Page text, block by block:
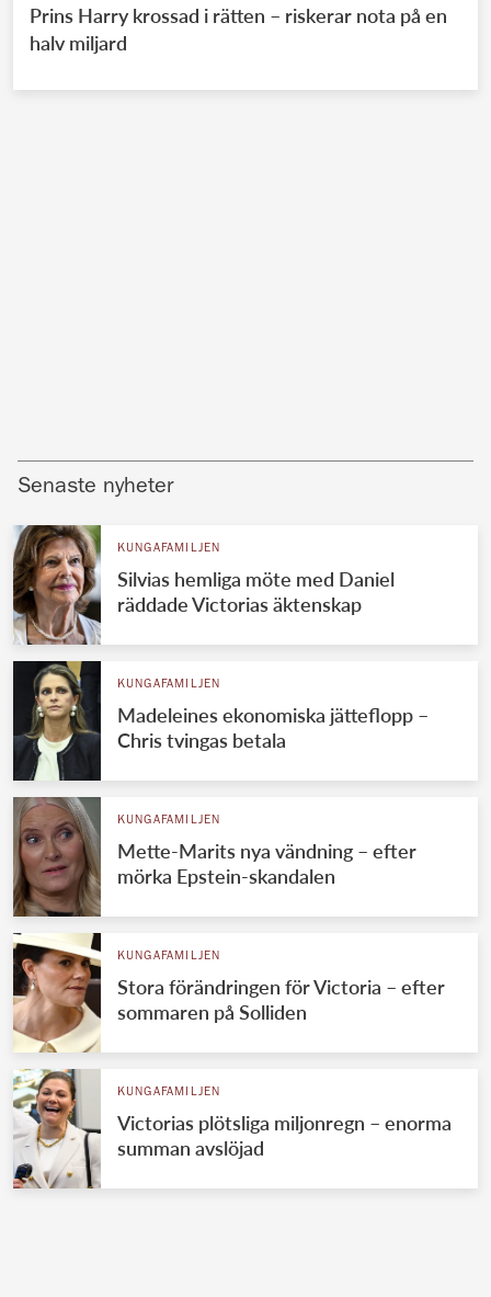
Prins Harry krossad i rätten – riskerar nota på en
halv miljard
Senaste nyheter
KUNGAFAMILJEN
Silvias hemliga möte med Daniel
räddade Victorias äktenskap
KUNGAFAMILJEN
Madeleines ekonomiska jätteflopp –
Chris tvingas betala
KUNGAFAMILJEN
Mette-Marits nya vändning – efter
mörka Epstein-skandalen
KUNGAFAMILJEN
Stora förändringen för Victoria – efter
sommaren på Solliden
KUNGAFAMILJEN
Victorias plötsliga miljonregn – enorma
summan avslöjad